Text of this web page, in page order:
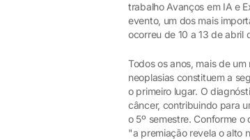
trabalho Avanços em IA e
evento, um dos mais
ocorreu de 10 a 13 de abril
Todos os anos, mais de
neoplasias constituem a
o primeiro lugar. O
câncer, contribuindo para
o 5º semestre. Conforme
"a premiação revela o alto